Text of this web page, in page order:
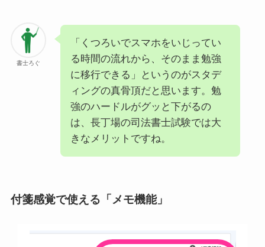
書士ろぐ
「くつろいでスマホをいじってい
る時間の流れから、そのまま勉強
に移行できる」というのがスタデ
ィングの真骨頂だと思います。勉
強のハードルがグッと下がるの
は、長丁場の司法書士試験では大
きなメリットですね。
付箋感覚で使える「メモ機能」